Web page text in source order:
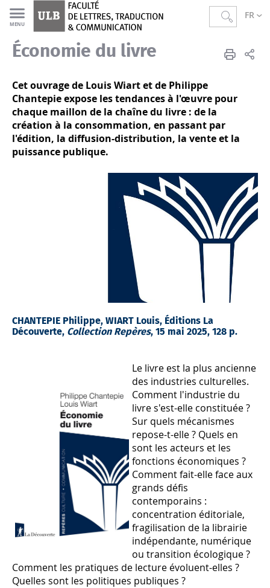
FR
MENU
Faculté de Lettres, Traduction et Communication
Publications en Sciences de l'Information et de la Communication
Économie du livre
Cet ouvrage de Louis Wiart et de Philippe
Chantepie expose les tendances à l'œuvre pour
chaque maillon de la chaîne du livre : de la
création à la consommation, en passant par
l'édition, la diffusion-distribution, la vente et la
puissance publique.
CHANTEPIE Philippe, WIART Louis, Éditions La
Découverte, Collection Repères, 15 mai 2025, 128 p.
Le livre est la plus ancienne
des industries culturelles.
Comment l'industrie du
livre s'est-elle constituée ?
Sur quels mécanismes
repose-t-elle ? Quels en
sont les acteurs et les
fonctions économiques ?
Comment fait-elle face aux
grands défis
contemporains :
concentration éditoriale,
fragilisation de la librairie
indépendante, numérique
ou transition écologique ?
Comment les pratiques de lecture évoluent-elles ?
Quelles sont les politiques publiques ?